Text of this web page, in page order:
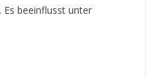
Es beeinflusst unter